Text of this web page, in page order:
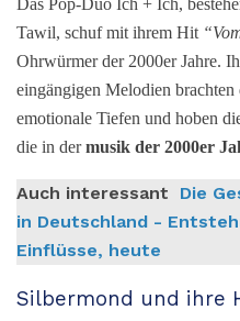
Tawil, schuf mit ihrem Hit
Ohrwürmer der 2000er Jahre.
eingängigen Melodien brachten
emotionale Tiefen und hoben
die in dermusik der 2000er
Auch interessant
Die
in Deutschland -
Einflüsse, heute
Silbermond und ihre